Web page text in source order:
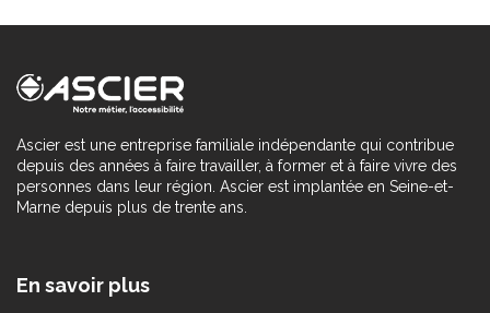
Ascier est une entreprise familiale indépendante qui contribue
depuis des années à faire travailler, à former et à faire vivre des
personnes dans leur région. Ascier est implantée en Seine-et-
Marne depuis plus de trente ans.
En savoir plus